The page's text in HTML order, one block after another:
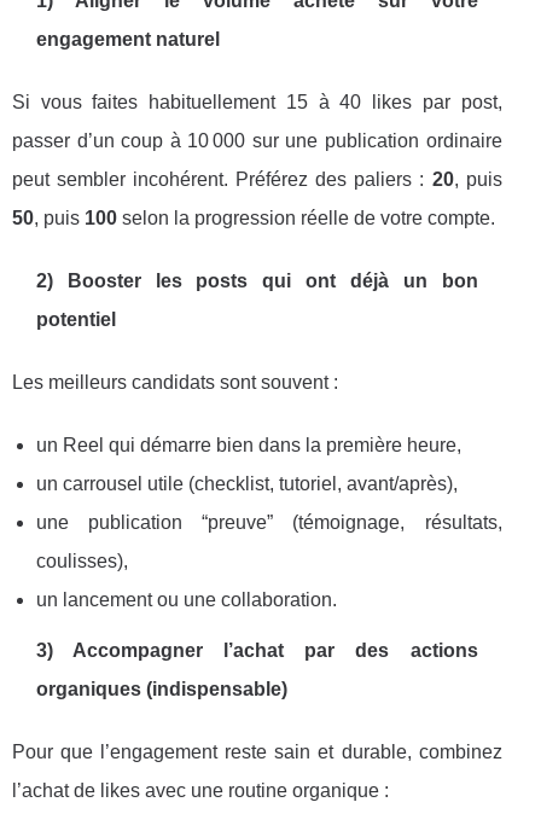
engagement naturel
Si vous faites habituellement 15 à 40 likes par post,
passer d’un coup à 10 000 sur une publication ordinaire
peut sembler incohérent. Préférez des paliers : 20, puis
50, puis 100 selon la progression réelle de votre compte.
2) Booster les posts qui ont déjà un bon
potentiel
Les meilleurs candidats sont souvent :
un Reel qui démarre bien dans la première heure,
un carrousel utile (checklist, tutoriel, avant/après),
une publication “preuve” (témoignage, résultats,
coulisses),
un lancement ou une collaboration.
3) Accompagner l’achat par des actions
organiques (indispensable)
Pour que l’engagement reste sain et durable, combinez
l’achat de likes avec une routine organique :